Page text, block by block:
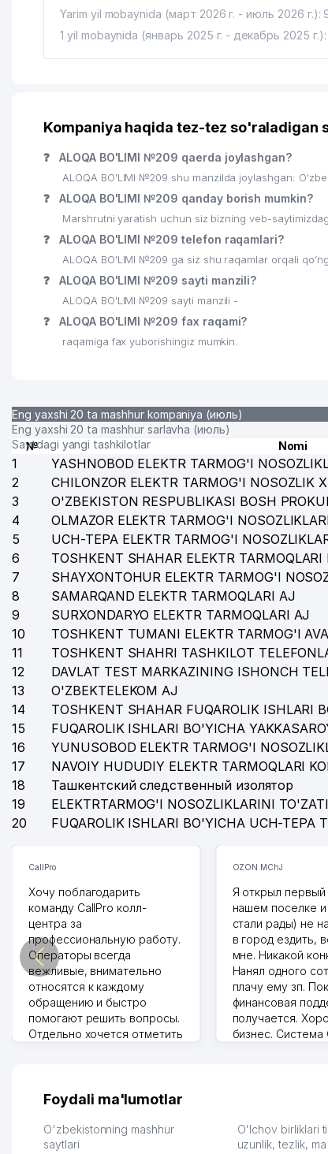
Yarim yil mobaynida (март 2026 г. - июль 2026 г.):
1 yil mobaynida (январь 2025 г. - декабрь 2025
Kompaniya haqida tez-tez so'raladigan
❓ ALOQA BO'LIMI №209 qaerda joylashgan?
ALOQA BO'LIMI №209 shu manzilda joylashgan:
❓ ALOQA BO'LIMI №209 qanday borish mumkin?
Marshrutni yaratish uchun siz bizning veb-
❓ ALOQA BO'LIMI №209 telefon raqamlari?
ALOQA BO'LIMI №209 ga siz shu raqamlar orqali
❓ ALOQA BO'LIMI №209 sayti manzili?
ALOQA BO'LIMI №209 sayti manzili -
❓ ALOQA BO'LIMI №209 fax raqami?
raqamiga fax yuborishingiz mumkin.
Eng yaxshi 20 ta mashhur kompaniya (июль)
Eng yaxshi 20 ta mashhur sarlavha (июль)
Saytdagi yangi tashkilotlar
№ Nomi
1 YASHNOBOD ELEKTR TARMOG'I
2
CHILONZOR ELEKTR TARMOG'I NOSOZLIK
3
O'ZBEKISTON RESPUBLIKASI BOSH
4
OLMAZOR ELEKTR TARMOG'I
5
UCH-TEPA ELEKTR TARMOG'I
6
TOSHKENT SHAHAR ELEKTR TARMOQLARI
7
SHAYXONTOHUR ELEKTR TARMOG'I
8
SAMARQAND ELEKTR TARMOQLARI AJ
9
SURXONDARYO ELEKTR TARMOQLARI AJ
10
TOSHKENT TUMANI ELEKTR TARMOG'I
11
TOSHKENT SHAHRI TASHKILOT
12
DAVLAT TEST MARKAZINING ISHONCH
13
O'ZBEKTELEKOM AJ
14
TOSHKENT SHAHAR FUQAROLIK ISHLARI
15
FUQAROLIK ISHLARI BO'YICHA
16
YUNUSOBOD ELEKTR TARMOG'I
17
NAVOIY HUDUDIY ELEKTR TARMOQLARI
18
Ташкентский следственный изолятор
19
ELEKTRTARMOG'I NOSOZLIKLARINI
20
FUQAROLIK ISHLARI BO'YICHA UCH-TEPA
CallPro
Хочу поблагодарить
команду CallPro колл-
центра за
профессиональную работу.
Операторы всегда
вежливые, внимательно
относятся к каждому
обращению и быстро
помогают решить вопросы.
Отдельно хочется отметить
их работе значительно
обслуживания клиентов.
Рекомендую этот колл-
OZON MChJ
Я открыл первый
нашем поселке и
стали рады) не
в город ездить,
мне. Никакой
Нанял одного
плачу ему зп.
финансовая
получается.
бизнес. Система
тут у нас уже
Выгодное дело и
Foydali ma'lumotlar
O'zbekistonning mashhur
saytlari
O'lchov birliklari
uzunlik, tezlik,